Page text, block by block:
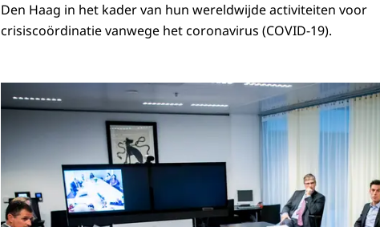
Den Haag in het kader van hun wereldwijde activiteiten voor
crisiscoördinatie vanwege het coronavirus (COVID-19).